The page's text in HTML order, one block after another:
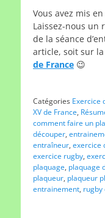
Vous avez mis
Laissez-nous un
de la séance
article, soit sur la
de France 😉
Catégories Exercice
XV de France,
comment faire un
découper,
entraîneur, exercice
exercice rugby,
plaquage, plaquage
plaqueur, plaqueur
entrainement, rugby